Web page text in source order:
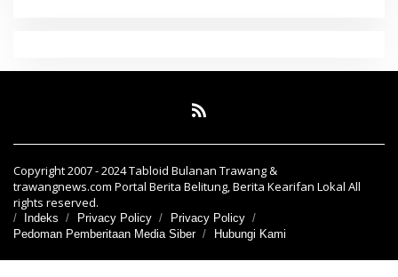
Copyright 2007 - 2024 Tabloid Bulanan Trawang &
trawangnews.com Portal Berita Belitung, Berita Kearifan Lokal All
rights reserved.
Indeks Privacy Policy
Privacy Policy
Pedoman Pemberitaan Media Siber
Hubungi Kami